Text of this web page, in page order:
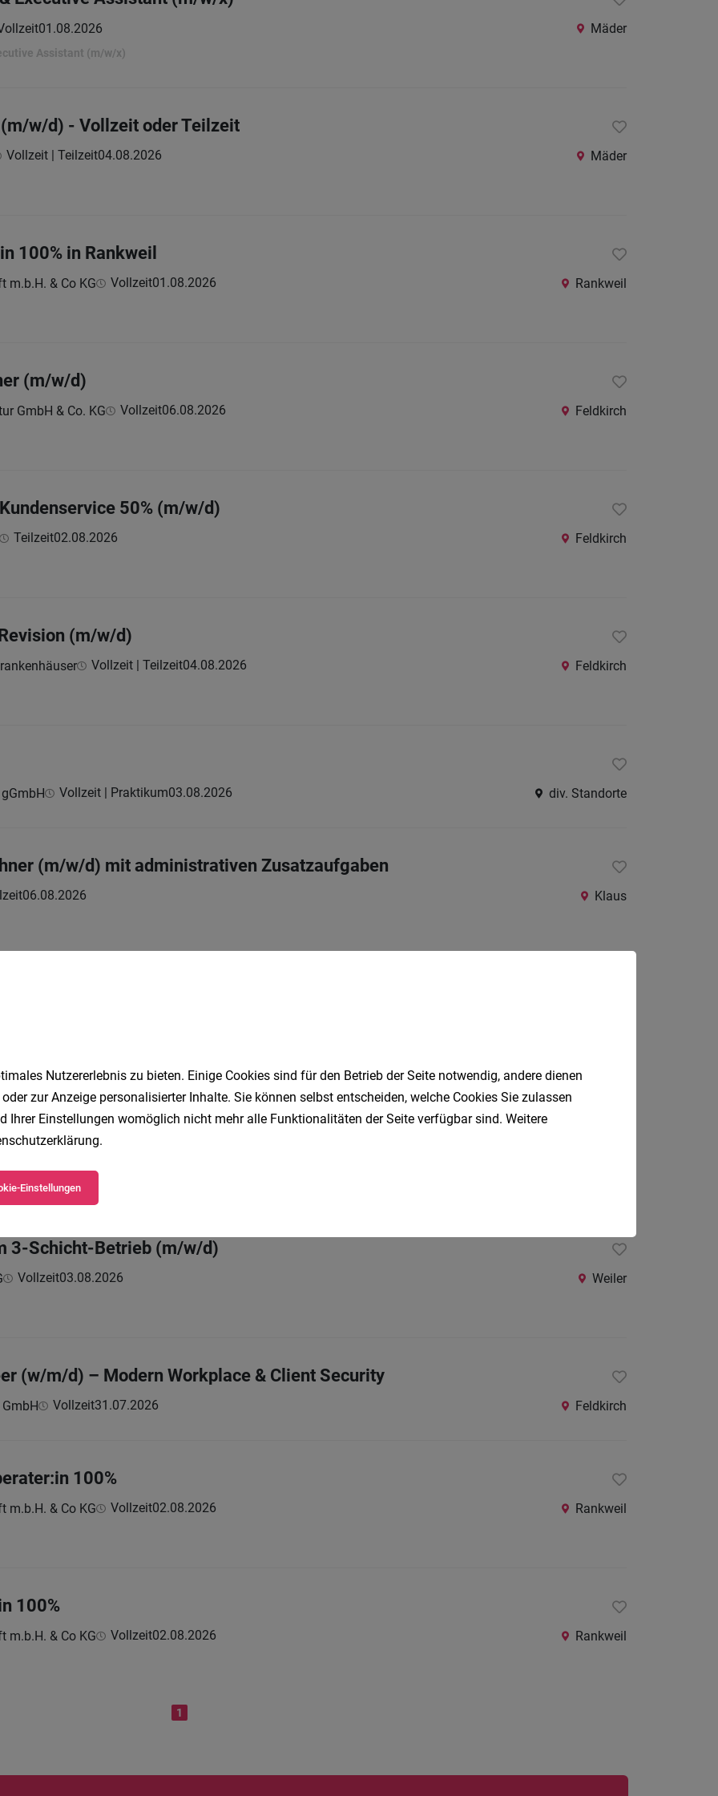
01.08.2026 Mäder
Assistant (m/w/x)
w/d) - Vollzeit oder Teilzeit
Vollzeit | Teilzeit04.08.2026 Mäder
100% in Rankweil
m.b.H. & Co KG Vollzeit01.08.2026 Rankweil
(m/w/d)
GmbH & Co. KG Vollzeit06.08.2026 Feldkirch
50% (m/w/d)
Teilzeit02.08.2026 Feldkirch
(m/w/d)
Vollzeit | Teilzeit04.08.2026 Feldkirch
Vollzeit | Praktikum03.08.2026 div. Standorte
(m/w/d) mit administrativen Zusatzaufgaben
06.08.2026 Klaus
Vollzeit 31.07.2026
3-Schicht-Betrieb (m/w/d)
Vollzeit03.08.2026 Weiler
(w/m/d) – Modern Workplace & Client Security
Vollzeit31.07.2026 Feldkirch
100%
m.b.H. & Co KG Vollzeit02.08.2026 Rankweil
100%
m.b.H. & Co KG Vollzeit02.08.2026 Rankweil
1
Nutzererlebnis zu bieten. Einige Cookies sind für den Betrieb der Seite notwendig, andere dienen
zur Anzeige personalisierter Inhalte. Sie können selbst entscheiden, welche Cookies Sie zulassen
Ihrer Einstellungen womöglich nicht mehr alle Funktionalitäten der Seite verfügbar sind. Weitere
.
Einstellungen